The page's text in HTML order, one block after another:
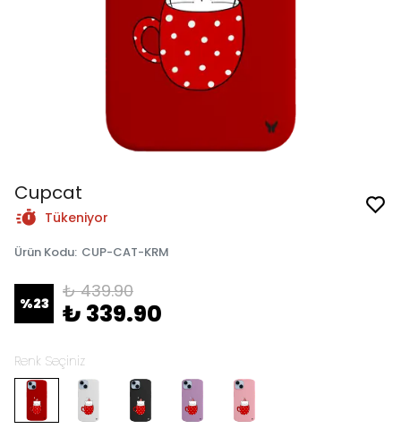
Cupcat
Tükeniyor
Ürün Kodu: CUP-CAT-KRM
%23
₺ 439.90
₺ 339.90
Renk Seçiniz